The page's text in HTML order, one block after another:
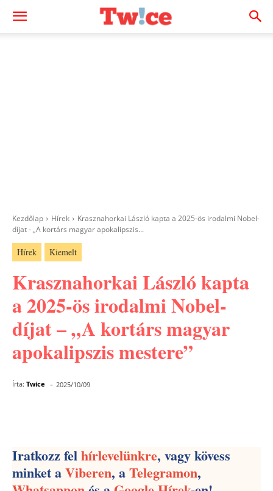
Kezdőlap Hírek
Krasznahorkai László kapta a 2025-ös irodalmi Nobel-
díjat - „A kortárs magyar apokalipszis...
Hírek Kiemelt
Krasznahorkai László kapta
a 2025-ös irodalmi Nobel-
díjat – „A kortárs magyar
apokalipszis mestere”
Írta: Twice - 2025/10/09
Iratkozz felhírlevelünkre, vagy kövess
minket aViberen, aTelegramon,